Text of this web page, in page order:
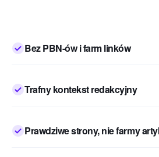
Bez PBN-ów i farm linków
Trafny kontekst redakcyjny
Prawdziwe strony, nie farmy